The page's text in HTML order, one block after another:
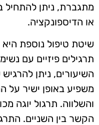
מתגברת, ניתן להתחיל
או הדיספונקציה.
שיטת טיפול נוספת
תרגילים פיזיים עם
השיעורים, ניתן
משפיע באופן ישיר על
והשלווה. תרגול יוגה
הקשר בין השניים.